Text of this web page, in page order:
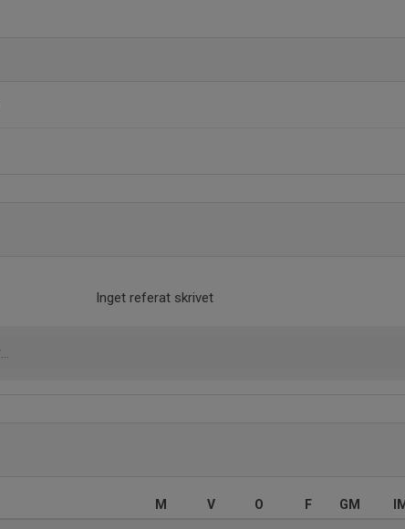
Inget referat skrivet
M V O F GM IM